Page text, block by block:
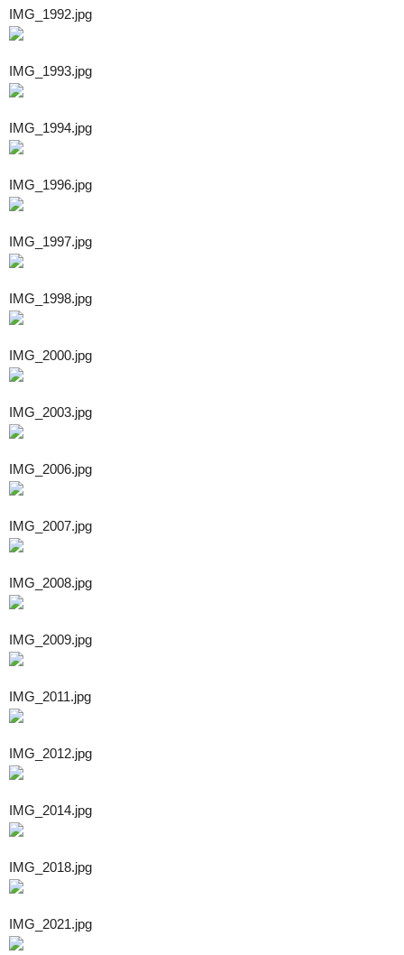
IMG_1992.jpg
IMG_1993.jpg
IMG_1994.jpg
IMG_1996.jpg
IMG_1997.jpg
IMG_1998.jpg
IMG_2000.jpg
IMG_2003.jpg
IMG_2006.jpg
IMG_2007.jpg
IMG_2008.jpg
IMG_2009.jpg
IMG_2011.jpg
IMG_2012.jpg
IMG_2014.jpg
IMG_2018.jpg
IMG_2021.jpg